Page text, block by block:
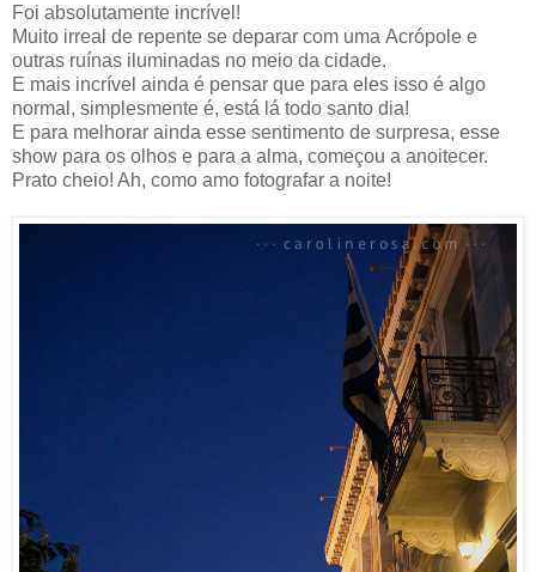
Foi absolutamente incrível!
Muito irreal de repente se deparar com uma Acrópole e
outras ruínas iluminadas no meio da cidade.
E mais incrível ainda é pensar que para eles isso é algo
normal, simplesmente é, está lá todo santo dia!
E para melhorar ainda esse sentimento de surpresa, esse
show para os olhos e para a alma, começou a anoitecer.
Prato cheio! Ah, como amo fotografar a noite!